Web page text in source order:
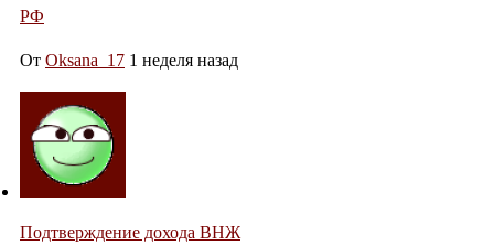
РФ
От Oksana_17 1 неделя назад
Подтверждение дохода ВНЖ